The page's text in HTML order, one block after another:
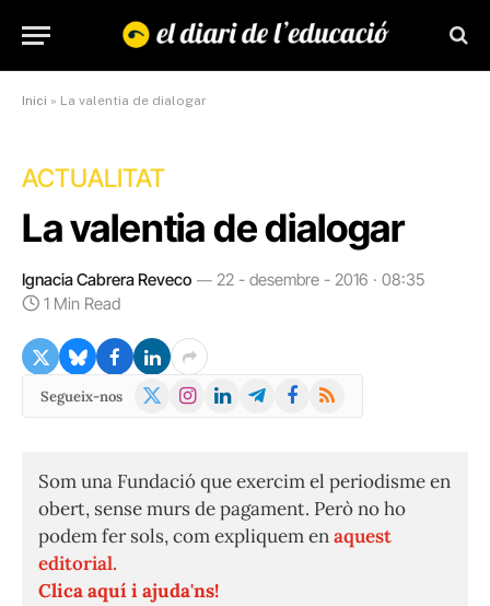
Inici » La valentia de dialogar
ACTUALITAT
La valentia de dialogar
Ignacia Cabrera Reveco
22 - desembre - 2016 · 08:35
1 Min Read
Segueix-nos
X
Instagram
LinkedInTelegramFacebook
RSS
Som una Fundació que exercim el periodisme en
obert, sense murs de pagament. Però no ho
podem fer sols, com expliquem enaquest
editorial.
Clica aquí i ajuda'ns!